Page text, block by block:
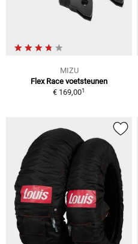
MIZU
Flex Race voetsteunen
€ 169,001